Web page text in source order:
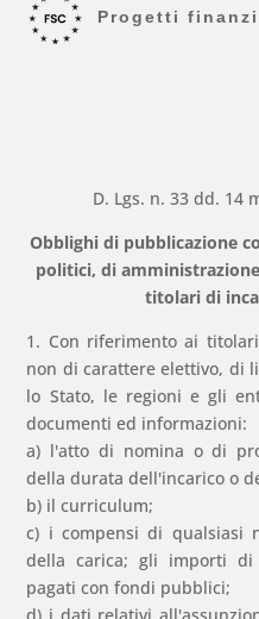
Progetti
D. Lgs. n. 33 dd. 14
Obblighi di pubblicazione
politici, di
titolari di
1. Con riferimento ai
non di carattere elettivo, di
lo Stato, le regioni e gli
documenti ed informazioni:
a) l'atto di nomina o di
della durata dell'incarico o
b) il curriculum;
c) i compensi di qualsiasi
della carica; gli importi
pagati con fondi pubblici;